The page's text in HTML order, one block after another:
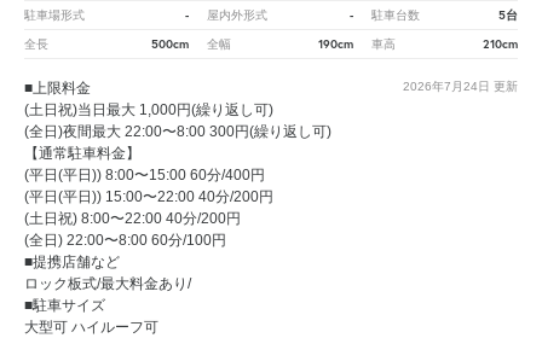
駐車場形式 - 屋内外形式 - 駐車台数 5台
全長 500cm 全幅 190cm 車高 210cm
2026年7月24日 更新
■上限料金
(土日祝)当日最大 1,000円(繰り返し可)
(全日)夜間最大 22:00〜8:00 300円(繰り返し可)
【通常駐車料金】
(平日(平日)) 8:00〜15:00 60分/400円
(平日(平日)) 15:00〜22:00 40分/200円
(土日祝) 8:00〜22:00 40分/200円
(全日) 22:00〜8:00 60分/100円
■提携店舗など
ロック板式/最大料金あり/
■駐車サイズ
大型可 ハイルーフ可